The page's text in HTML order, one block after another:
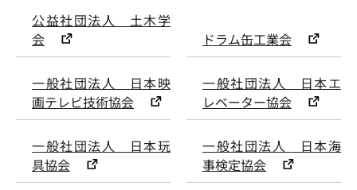
公益社団法人 土木学
会
ドラム缶工業会
一般社団法人 日本映
画テレビ技術協会
一般社団法人 日本エ
レベーター協会
一般社団法人 日本玩
具協会
一般社団法人 日本海
事検定協会